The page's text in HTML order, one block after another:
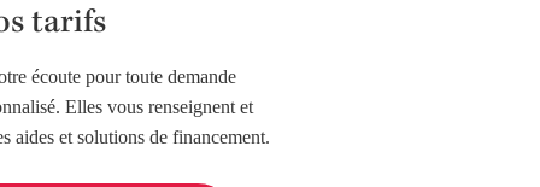
tarifs
écoute pour toute demande
Elles vous renseignent et
aides et solutions de financement.